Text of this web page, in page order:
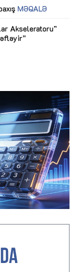
MƏQALƏ
Akseleratoru”